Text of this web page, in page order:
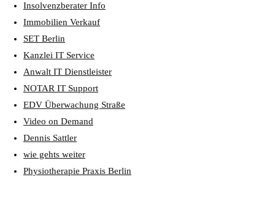
Insolvenzberater Info
Immobilien Verkauf
SET Berlin
Kanzlei IT Service
Anwalt IT Dienstleister
NOTAR IT Support
EDV Überwachung Straße
Video on Demand
Dennis Sattler
wie gehts weiter
Physiotherapie Praxis Berlin